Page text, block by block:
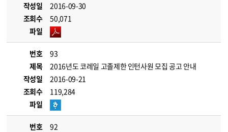
작성일
2016-09-30
조회수
50,071
파일
번호
93
제목
2016년도 코레일 고졸제한 인턴사원 모집 공고 안내
작성일
2016-09-21
조회수
119,284
파일
번호
92